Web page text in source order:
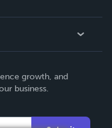
growth, and
business.